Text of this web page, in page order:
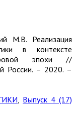
М.В. Реализация
в контексте
эпохи //
России. – 2020. –
Выпуск 4 (17)